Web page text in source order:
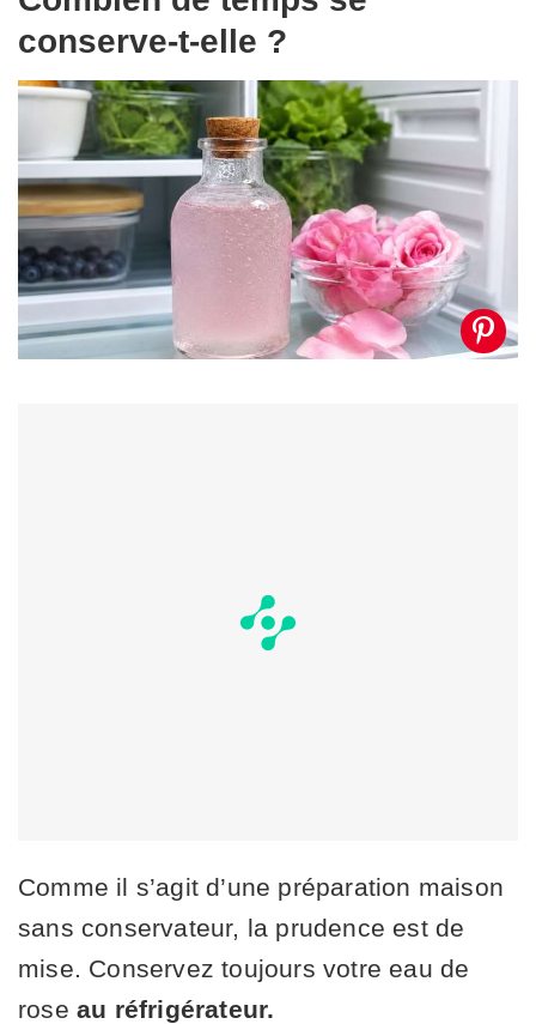
conserve-t-elle ?
Comme il s’agit d’une préparation maison
sans conservateur, la prudence est de
mise. Conservez toujours votre eau de
rose au réfrigérateur.